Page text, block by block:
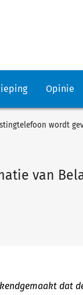
Opinie
wordt
van
dat